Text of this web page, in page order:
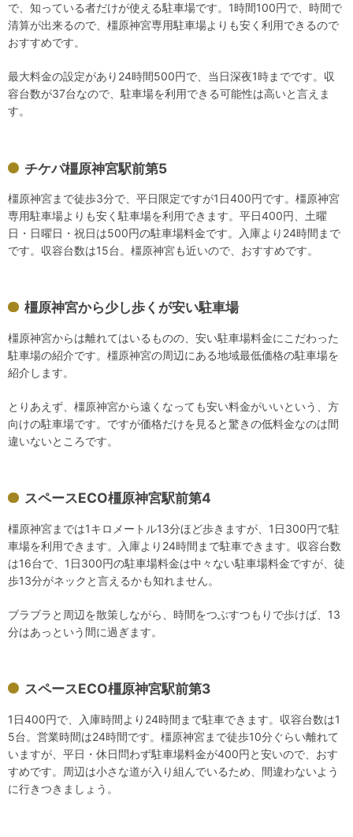
で、知っている者だけが使える駐車場です。1時間100円で、時間で
清算が出来るので、橿原神宮専用駐車場よりも安く利用できるので
おすすめです。
最大料金の設定があり24時間500円で、当日深夜1時までです。収
容台数が37台なので、駐車場を利用できる可能性は高いと言えま
す。
チケパ橿原神宮駅前第5
橿原神宮まで徒歩3分で、平日限定ですが1日400円です。橿原神宮
専用駐車場よりも安く駐車場を利用できます。平日400円、土曜
日・日曜日・祝日は500円の駐車場料金です。入庫より24時間まで
です。収容台数は15台。橿原神宮も近いので、おすすめです。
橿原神宮から少し歩くが安い駐車場
橿原神宮からは離れてはいるものの、安い駐車場料金にこだわった
駐車場の紹介です。橿原神宮の周辺にある地域最低価格の駐車場を
紹介します。
とりあえず、橿原神宮から遠くなっても安い料金がいいという、方
向けの駐車場です。ですが価格だけを見ると驚きの低料金なのは間
違いないところです。
スペースECO橿原神宮駅前第4
橿原神宮までは1キロメートル13分ほど歩きますが、1日300円で駐
車場を利用できます。入庫より24時間まで駐車できます。収容台数
は16台で、1日300円の駐車場料金は中々ない駐車場料金ですが、徒
歩13分がネックと言えるかも知れません。
ブラブラと周辺を散策しながら、時間をつぶすつもりで歩けば、13
分はあっという間に過ぎます。
スペースECO橿原神宮駅前第3
1日400円で、入庫時間より24時間まで駐車できます。収容台数は1
5台。営業時間は24時間です。橿原神宮まで徒歩10分ぐらい離れて
いますが、平日・休日問わず駐車場料金が400円と安いので、おす
すめです。周辺は小さな道が入り組んでいるため、間違わないよう
に行きつきましょう。